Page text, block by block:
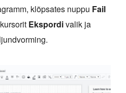
klõpsates nuppu Fail
Ekspordivalik ja